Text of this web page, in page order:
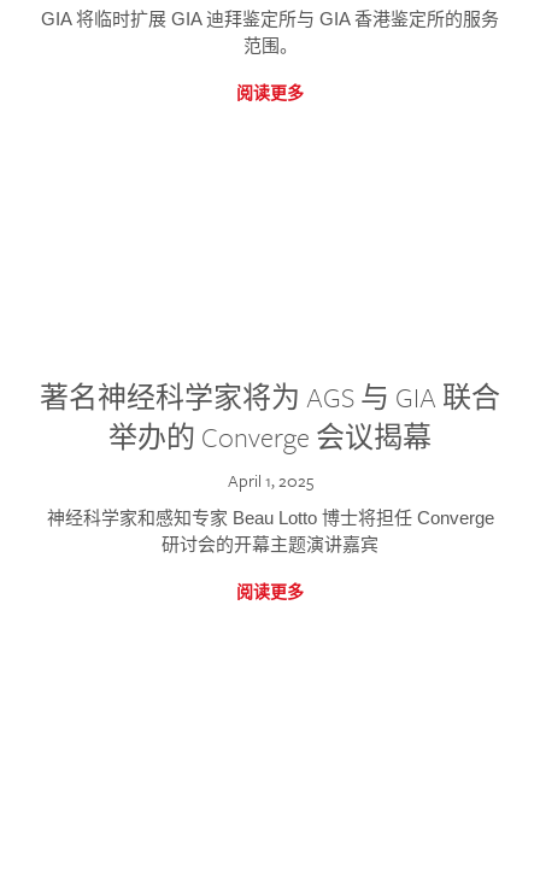
GIA 将临时扩展 GIA 迪拜鉴定所与 GIA 香港鉴定所的服务
范围。
阅读更多
著名神经科学家将为 AGS 与 GIA 联合
举办的 Converge 会议揭幕
April 1, 2025
神经科学家和感知专家 Beau Lotto 博士将担任 Converge
研讨会的开幕主题演讲嘉宾
阅读更多